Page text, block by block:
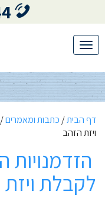
Toggle
דף הבית/ כתבות ומאמרים/
ויזת הזהב
לקבלת